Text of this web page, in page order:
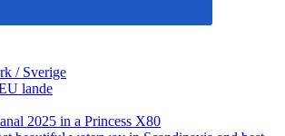
/ Sverige
lande
2025 in a Princess X80